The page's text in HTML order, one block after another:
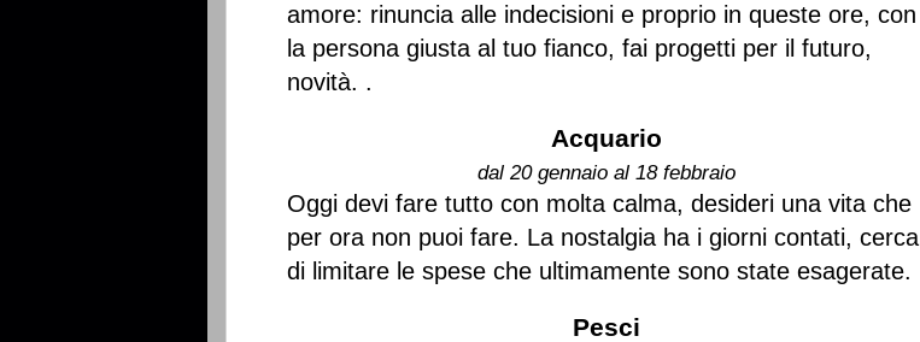
amore: rinuncia alle indecisioni e proprio in queste ore, con
la persona giusta al tuo fianco, fai progetti per il futuro,
novità. .
Acquario
dal 20 gennaio al 18 febbraio
Oggi devi fare tutto con molta calma, desideri una vita che
per ora non puoi fare. La nostalgia ha i giorni contati, cerca
di limitare le spese che ultimamente sono state esagerate.
Pesci